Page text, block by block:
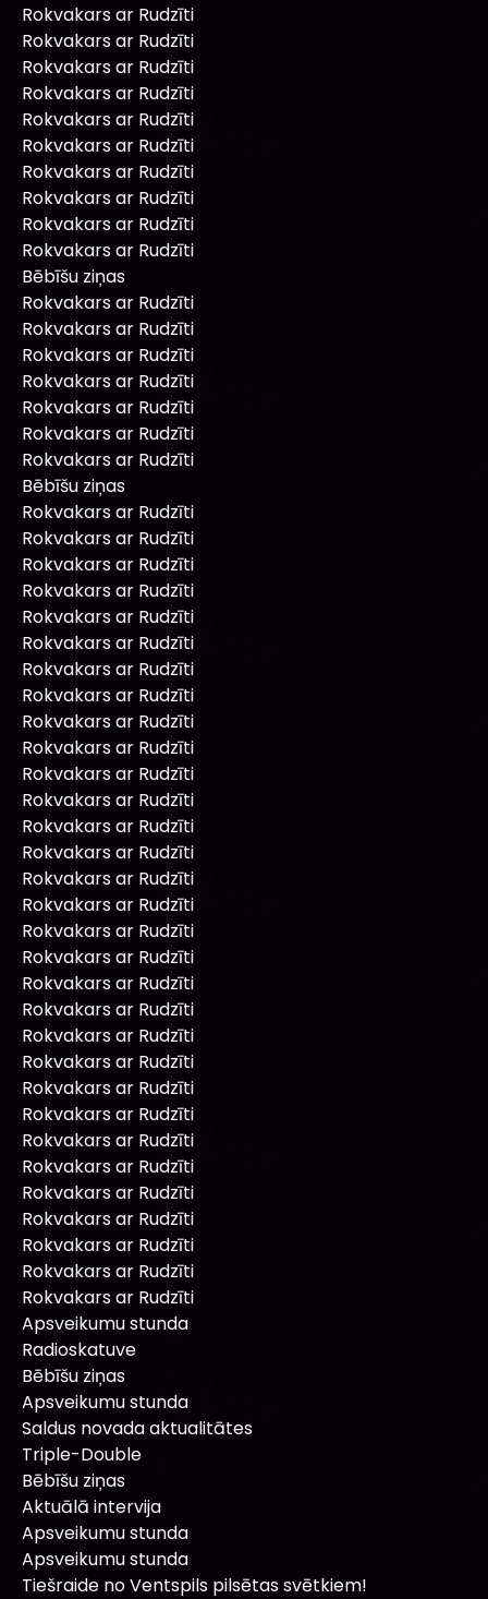
Rokvakars ar Rudzīti
Rokvakars ar Rudzīti
Rokvakars ar Rudzīti
Rokvakars ar Rudzīti
Rokvakars ar Rudzīti
Rokvakars ar Rudzīti
Rokvakars ar Rudzīti
Rokvakars ar Rudzīti
Rokvakars ar Rudzīti
Rokvakars ar Rudzīti
Bēbīšu ziņas
Rokvakars ar Rudzīti
Rokvakars ar Rudzīti
Rokvakars ar Rudzīti
Rokvakars ar Rudzīti
Rokvakars ar Rudzīti
Rokvakars ar Rudzīti
Rokvakars ar Rudzīti
Bēbīšu ziņas
Rokvakars ar Rudzīti
Rokvakars ar Rudzīti
Rokvakars ar Rudzīti
Rokvakars ar Rudzīti
Rokvakars ar Rudzīti
Rokvakars ar Rudzīti
Rokvakars ar Rudzīti
Rokvakars ar Rudzīti
Rokvakars ar Rudzīti
Rokvakars ar Rudzīti
Rokvakars ar Rudzīti
Rokvakars ar Rudzīti
Rokvakars ar Rudzīti
Rokvakars ar Rudzīti
Rokvakars ar Rudzīti
Rokvakars ar Rudzīti
Rokvakars ar Rudzīti
Rokvakars ar Rudzīti
Rokvakars ar Rudzīti
Rokvakars ar Rudzīti
Rokvakars ar Rudzīti
Rokvakars ar Rudzīti
Rokvakars ar Rudzīti
Rokvakars ar Rudzīti
Rokvakars ar Rudzīti
Rokvakars ar Rudzīti
Rokvakars ar Rudzīti
Rokvakars ar Rudzīti
Rokvakars ar Rudzīti
Rokvakars ar Rudzīti
Rokvakars ar Rudzīti
Apsveikumu stunda
Radioskatuve
Bēbīšu ziņas
Apsveikumu stunda
Saldus novada aktualitātes
Triple-Double
Bēbīšu ziņas
Aktuālā intervija
Apsveikumu stunda
Apsveikumu stunda
Tiešraide no Ventspils pilsētas svētkiem!